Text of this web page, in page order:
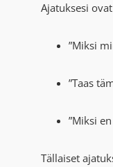
Ajatuksesi
”Miksi
”Taas
”Miksi
Tällaiset